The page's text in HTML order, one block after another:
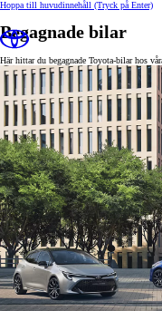
Hoppa till huvudinnehåll (Tryck på Enter)
Begagnade bilar
Här hittar du begagnade Toyota-bilar hos